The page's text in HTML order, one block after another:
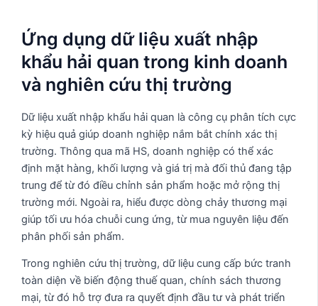
Ứng dụng dữ liệu xuất nhập
khẩu hải quan trong kinh doanh
và nghiên cứu thị trường
Dữ liệu xuất nhập khẩu hải quan là công cụ phân tích cực
kỳ hiệu quả giúp doanh nghiệp nắm bắt chính xác thị
trường. Thông qua mã HS, doanh nghiệp có thể xác
định mặt hàng, khối lượng và giá trị mà đối thủ đang tập
trung để từ đó điều chỉnh sản phẩm hoặc mở rộng thị
trường mới. Ngoài ra, hiểu được dòng chảy thương mại
giúp tối ưu hóa chuỗi cung ứng, từ mua nguyên liệu đến
phân phối sản phẩm.
Trong nghiên cứu thị trường, dữ liệu cung cấp bức tranh
toàn diện về biến động thuế quan, chính sách thương
mại, từ đó hỗ trợ đưa ra quyết định đầu tư và phát triển